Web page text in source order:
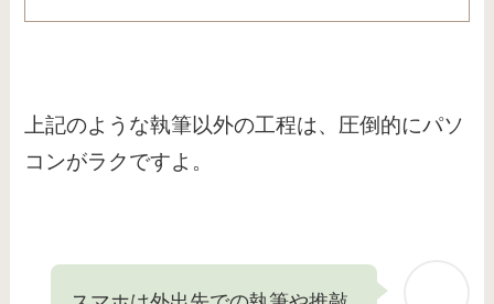
上記のような執筆以外の工程は、圧倒的にパソ
コンがラクですよ。